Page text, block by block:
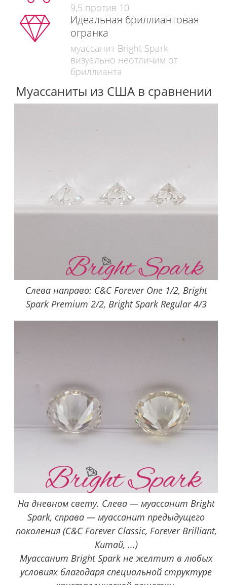
9,5 против 10
Идеальная бриллиантовая
огранка
муассанит Bright Spark
визуально неотличим от
бриллианта
Муассаниты из США в сравнении
Слева направо: C&C Forever One 1/2, Bright
Spark Premium 2/2, Bright Spark Regular 4/3
На дневном свету. Слева — муассанит Bright
Spark, справа — муассанит предыдущего
поколения (C&C Forever Classic, Forever Brilliant,
Китай, ...)
Муассанит Bright Spark не желтит в любых
условиях благодаря специальной структуре